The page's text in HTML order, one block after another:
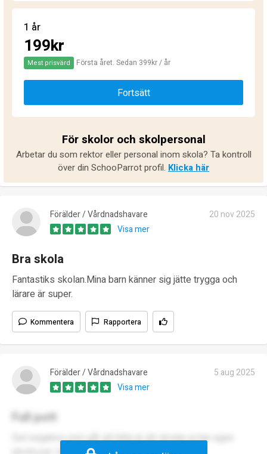
1 år
199kr
Mest prisvärd Första året. Sedan 399kr / år
Fortsätt
För skolor och skolpersonal
Arbetar du som rektor eller personal inom skola? Ta kontroll
över din SchooParrot profil. Klicka här
Förälder / Vårdnadshavare
20 nov 2025
Visa mer
Bra skola
Fantastiks skolan.Mina barn känner sig jätte trygga och
lärare är super.
Kommentera Rapportera
Förälder / Vårdnadshavare
5 aug 2025
Visa mer
Full pott
Det negativa som går att hitta är att skolan ej har egen